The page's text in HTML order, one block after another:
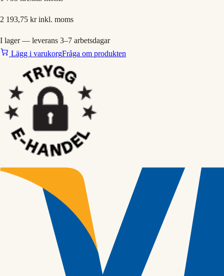
2 193,75 krinkl. moms
I lager — leverans 3–7 arbetsdagar
Lägg i varukorgFråga om produkten